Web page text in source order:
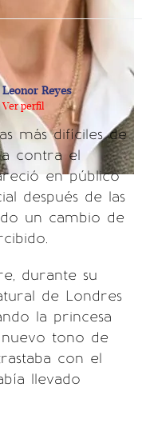
Leonor Reyes
Ver perfil
más difíciles de
contra el
en público
después de las
un cambio de
durante su
de Londres
la princesa
tono de
con el
llevado